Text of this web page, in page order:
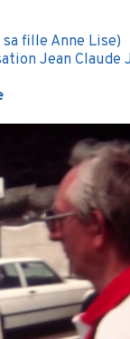
fille Anne Lise)
Jean Claude